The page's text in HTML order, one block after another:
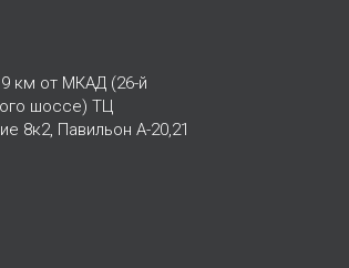
км от МКАД (26-й
шоссе) ТЦ
8к2, Павильон А-20,21